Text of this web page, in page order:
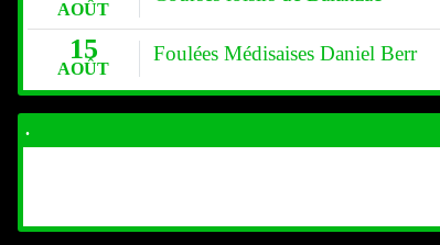
AOÛT
15
AOÛT
Foulées Médisaises Daniel Berr
.